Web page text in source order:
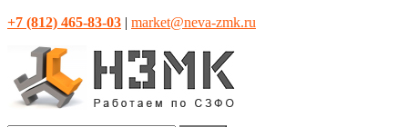
+7 (812) 465-83-03 | market@neva-zmk.ru